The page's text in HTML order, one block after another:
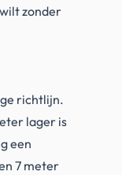
zonder
richtlijn.
lager is
een
7 meter